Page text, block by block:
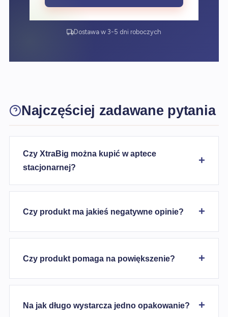
Dostawa w 3-5 dni roboczych
Najczęściej zadawane pytania
Czy XtraBig można kupić w aptece
stacjonarnej?
Czy produkt ma jakieś negatywne opinie?
Czy produkt pomaga na powiększenie?
Na jak długo wystarcza jedno opakowanie?